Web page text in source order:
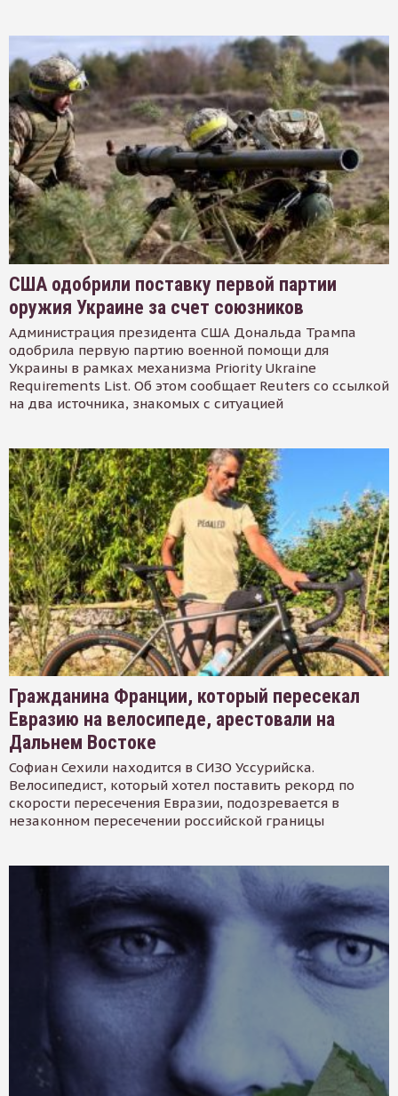
США одобрили поставку первой партии
оружия Украине за счет союзников
Администрация президента США Дональда Трампа
одобрила первую партию военной помощи для
Украины в рамках механизма Priority Ukraine
Requirements List. Об этом сообщает Reuters со ссылкой
на два источника, знакомых с ситуацией
Гражданина Франции, который пересекал
Евразию на велосипеде, арестовали на
Дальнем Востоке
Софиан Сехили находится в СИЗО Уссурийска.
Велосипедист, который хотел поставить рекорд по
скорости пересечения Евразии, подозревается в
незаконном пересечении российской границы